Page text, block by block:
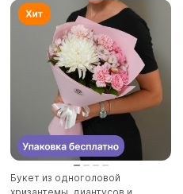
Букет из одноголовой